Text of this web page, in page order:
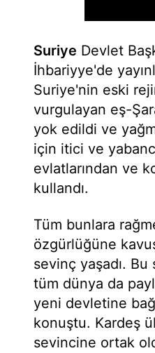
Suriye Devlet
İhbariyye'de
Suriye'nin eski
vurgulayan eş-
yok edildi ve
için itici ve
evlatlarından ve
kullandı.
Tüm bunlara
özgürlüğüne
sevinç yaşadı.
tüm dünya da
yeni devletine
konuştu. Kardeş
sevincine ortak